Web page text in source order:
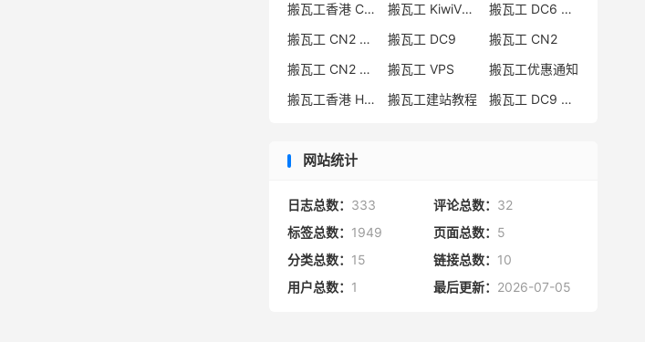
搬瓦工香港 CN2 GIA
搬瓦工 KiwiVM 控制面板
搬瓦工 DC6 CN2 GIA-E
搬瓦工 CN2 GIA-E 限量版
搬瓦工 DC9
搬瓦工 CN2
搬瓦工 CN2 GIA 限量版
搬瓦工 VPS
搬瓦工优惠通知
搬瓦工香港 HK85
搬瓦工建站教程 搬瓦工 DC9 限量版
网站统计
日志总数： 333 评论总数： 32
标签总数： 1949 页面总数： 5
分类总数： 15 链接总数： 10
用户总数： 1 最后更新： 2026-07-05